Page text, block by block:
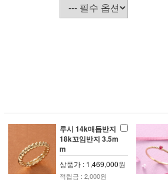
루시 14k매듭반지
18k꼬임반지 3.5m
m
상품가 : 1,469,000원
적립금 : 2,000원